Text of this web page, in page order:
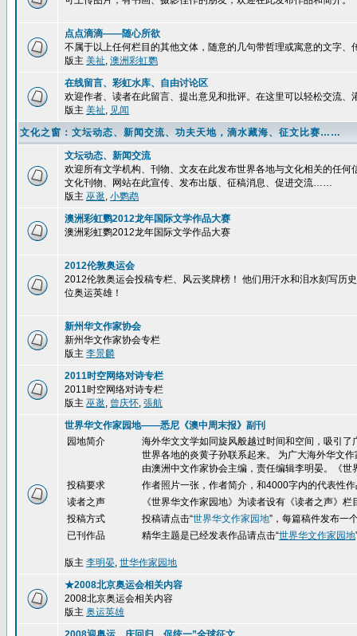
点点滴滴——随心所欲
不属于以上任何栏目的其他文体，随意的几句带哲理或寓意的文字
版主 美祉, 澳洲彩虹鹦
在线留言、彩虹水库、自由讨论区
欢迎作者、读者在此留言、提出意见和批评。在这里可以轻松交流
版主 美祉, 见闻
文化之窗：文坛动态、新闻交流、功夫天地，滴水藏海、征文比赛……
文坛动态、新闻交流
欢迎所有文学机构、刊物、文友在此发布世界各地与文化相关的任
文化刊物、网站在此宣传、发布出版、征稿消息、促进交流……
版主 巫逖, 小鹦鹉
澳洲彩虹鹦2012龙年国际文学作品大赛
澳洲彩虹鹦2012龙年国际文学作品大赛
2012伦敦奥运会
2012伦敦奥运会投稿专栏、风云奖牌榜！ 他们用汗水和泪水刻写历
位奥运英雄！
新州华文作家协会
新州华文作家协会专栏
版主 李景麟
2011时空网络对诗专栏
2011时空网络对诗专栏
版主 巫逖, 曾庆怀, 張航
世界华文作家园地——悉尼《澳中周末报》副刊
园地简介
海外华文文学如同旋风般越过时间和空间，吸引
世界各地的炎黄子孙联系起来。 为广大海外华文
由澳洲中文作家协会主编，责任编辑李明晏。《
投稿要求
作者照片一张，作者简介，和4000字内的代表性
读者之声
《世界华文作家园地》为读者设有《读者之声》
投稿方式
投稿请点击“世界华文作家园地”，每篇稿件发布一
已刊作品
精华主题是已经发表作品请点击“世界华文作家园地
版主 李明晏, 世华作家园地
★2008北京奥运会相关内容
2008北京奥运会相关内容
版主 奥运英雄